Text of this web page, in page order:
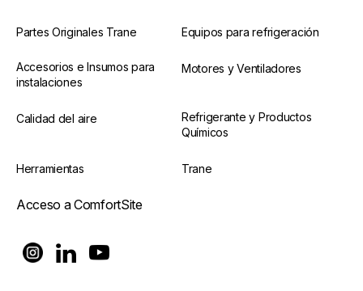
Partes Originales Trane Equipos para refrigeración
Accesorios e Insumos para
instalaciones
Motores y Ventiladores
Calidad del aire
Refrigerante y Productos
Químicos
Herramientas Trane
Acceso a ComfortSite